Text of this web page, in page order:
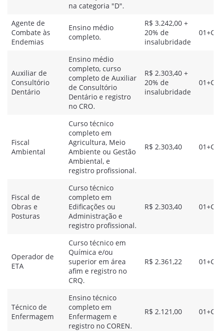
na categoria "D".
Agente de
Combate às
Endemias
Ensino médio
completo.
R$ 3.242,00 +
20% de
insalubridade
01+CR
Auxiliar de
Consultório
Dentário
Ensino médio
completo, curso
completo de Auxiliar
de Consultório
Dentário e registro
no CRO.
R$ 2.303,40 +
20% de
insalubridade
01+CR
Fiscal
Ambiental
Curso técnico
completo em
Agricultura, Meio
Ambiente ou Gestão
Ambiental, e
registro profissional.
R$ 2.303,40 01+CR
Fiscal de
Obras e
Posturas
Curso técnico
completo em
Edificações ou
Administração e
registro profissional.
R$ 2.303,40 01+CR
Operador de
ETA
Curso técnico em
Química e/ou
superior em área
afim e registro no
CRQ.
R$ 2.361,22 01+CR
Técnico de
Enfermagem
Ensino técnico
completo em
Enfermagem e
registro no COREN.
R$ 2.121,00 01+CR